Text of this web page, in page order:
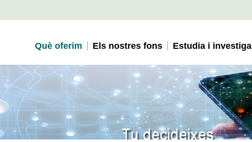
Què oferim Els nostres fons Estudia i investiga